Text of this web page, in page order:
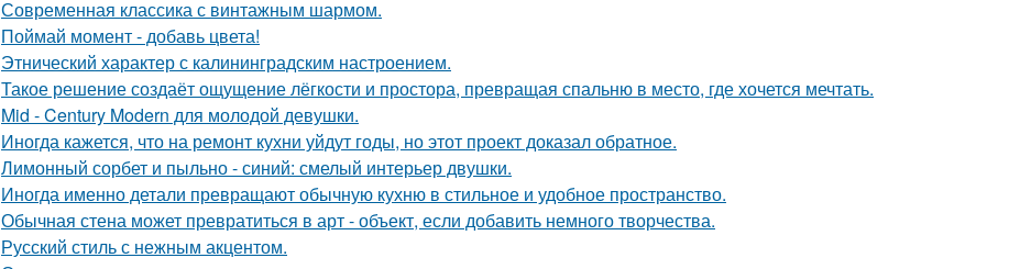
Современная классика с винтажным шармом.
Поймай момент - добавь цвета!
Этнический характер с калининградским настроением.
Такое решение создаёт ощущение лёгкости и простора, превращая спальню в место, где хочется мечтать.
Mid - Century Modern для молодой девушки.
Иногда кажется, что на ремонт кухни уйдут годы, но этот проект доказал обратное.
Лимонный сорбет и пыльно - синий: смелый интерьер двушки.
Иногда именно детали превращают обычную кухню в стильное и удобное пространство.
Обычная стена может превратиться в арт - объект, если добавить немного творчества.
Русский стиль с нежным акцентом.